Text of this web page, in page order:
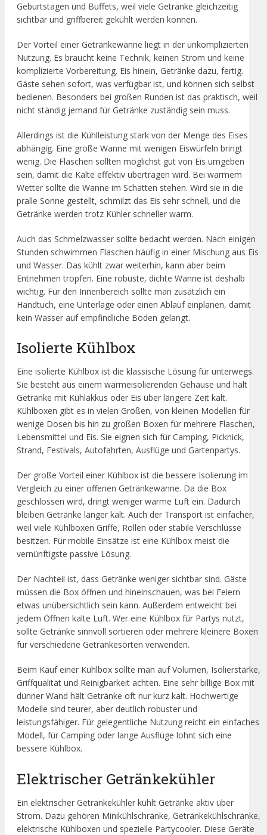
Geburtstagen und Buffets, weil viele Getränke gleichzeitig
sichtbar und griffbereit gekühlt werden können.
Der Vorteil einer Getränkewanne liegt in der unkomplizierten
Nutzung. Es braucht keine Technik, keinen Strom und keine
komplizierte Vorbereitung. Eis hinein, Getränke dazu, fertig.
Gäste sehen sofort, was verfügbar ist, und können sich selbst
bedienen. Besonders bei großen Runden ist das praktisch, weil
nicht ständig jemand für Getränke zuständig sein muss.
Allerdings ist die Kühlleistung stark von der Menge des Eises
abhängig. Eine große Wanne mit wenigen Eiswürfeln bringt
wenig. Die Flaschen sollten möglichst gut von Eis umgeben
sein, damit die Kälte effektiv übertragen wird. Bei warmem
Wetter sollte die Wanne im Schatten stehen. Wird sie in die
pralle Sonne gestellt, schmilzt das Eis sehr schnell, und die
Getränke werden trotz Kühler schneller warm.
Auch das Schmelzwasser sollte bedacht werden. Nach einigen
Stunden schwimmen Flaschen häufig in einer Mischung aus Eis
und Wasser. Das kühlt zwar weiterhin, kann aber beim
Entnehmen tropfen. Eine robuste, dichte Wanne ist deshalb
wichtig. Für den Innenbereich sollte man zusätzlich ein
Handtuch, eine Unterlage oder einen Ablauf einplanen, damit
kein Wasser auf empfindliche Böden gelangt.
Isolierte Kühlbox
Eine isolierte Kühlbox ist die klassische Lösung für unterwegs.
Sie besteht aus einem wärmeisolierenden Gehäuse und hält
Getränke mit Kühlakkus oder Eis über längere Zeit kalt.
Kühlboxen gibt es in vielen Größen, von kleinen Modellen für
wenige Dosen bis hin zu großen Boxen für mehrere Flaschen,
Lebensmittel und Eis. Sie eignen sich für Camping, Picknick,
Strand, Festivals, Autofahrten, Ausflüge und Gartenpartys.
Der große Vorteil einer Kühlbox ist die bessere Isolierung im
Vergleich zu einer offenen Getränkewanne. Da die Box
geschlossen wird, dringt weniger warme Luft ein. Dadurch
bleiben Getränke länger kalt. Auch der Transport ist einfacher,
weil viele Kühlboxen Griffe, Rollen oder stabile Verschlüsse
besitzen. Für mobile Einsätze ist eine Kühlbox meist die
vernünftigste passive Lösung.
Der Nachteil ist, dass Getränke weniger sichtbar sind. Gäste
müssen die Box öffnen und hineinschauen, was bei Feiern
etwas unübersichtlich sein kann. Außerdem entweicht bei
jedem Öffnen kalte Luft. Wer eine Kühlbox für Partys nutzt,
sollte Getränke sinnvoll sortieren oder mehrere kleinere Boxen
für verschiedene Getränkesorten verwenden.
Beim Kauf einer Kühlbox sollte man auf Volumen, Isolierstärke,
Griffqualität und Reinigbarkeit achten. Eine sehr billige Box mit
dünner Wand hält Getränke oft nur kurz kalt. Hochwertige
Modelle sind teurer, aber deutlich robuster und
leistungsfähiger. Für gelegentliche Nutzung reicht ein einfaches
Modell, für Camping oder lange Ausflüge lohnt sich eine
bessere Kühlbox.
Elektrischer Getränkekühler
Ein elektrischer Getränkekühler kühlt Getränke aktiv über
Strom. Dazu gehören Minikühlschränke, Getränkekühlschränke,
elektrische Kühlboxen und spezielle Partycooler. Diese Geräte